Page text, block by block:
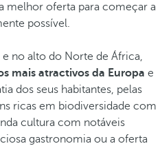
melhor oferta para começar a
possível.
no alto do Norte de África,
mais atractivos da Europa e
dos seus habitantes, pelas
ricas em biodiversidade com
cultura com notáveis
gastronomia ou a oferta